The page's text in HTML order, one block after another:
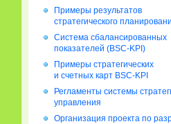
Примеры результатов
стратегического
Система сбалансированных
показателей (BSC-KPI)
Примеры стратегических
и счетных карт BSC-KPI
Регламенты системы
управления
Организация проекта по